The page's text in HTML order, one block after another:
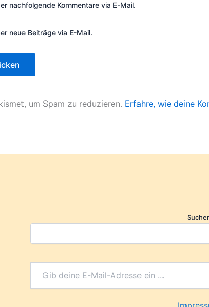
nachfolgende Kommentare via E-Mail.
neue Beiträge via E-Mail.
um Spam zu reduzieren. Erfahre, wie deine